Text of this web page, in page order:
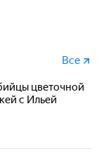
Все
цветочной
с Ильей